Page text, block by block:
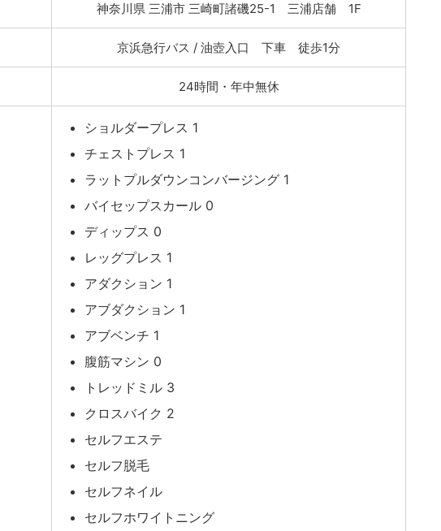
神奈川県 三浦市 三崎町諸磯25-1 三浦店舗 1F
京浜急行バス / 油壺入口 下車 徒歩1分
24時間・年中無休
ショルダープレス 1
チェストプレス 1
ラットプルダウンコンバージング 1
バイセップスカール 0
ディップス 0
レッグプレス 1
アダクション 1
アブダクション 1
アブベンチ 1
腹筋マシン 0
トレッドミル 3
クロスバイク 2
セルフエステ
セルフ脱毛
セルフネイル
セルフホワイトニング